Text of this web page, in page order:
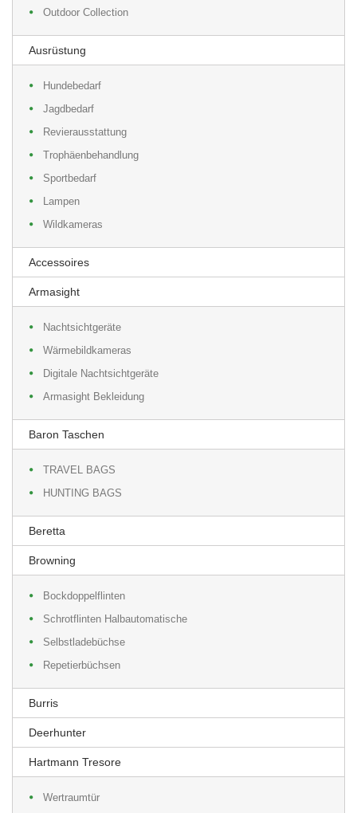
Outdoor Collection
Ausrüstung
Hundebedarf
Jagdbedarf
Revierausstattung
Trophäenbehandlung
Sportbedarf
Lampen
Wildkameras
Accessoires
Armasight
Nachtsichtgeräte
Wärmebildkameras
Digitale Nachtsichtgeräte
Armasight Bekleidung
Baron Taschen
TRAVEL BAGS
HUNTING BAGS
Beretta
Browning
Bockdoppelflinten
Schrotflinten Halbautomatische
Selbstladebüchse
Repetierbüchsen
Burris
Deerhunter
Hartmann Tresore
Wertraumtür